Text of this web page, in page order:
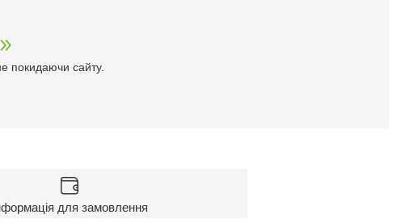
покидаючи сайту.
для замовлення